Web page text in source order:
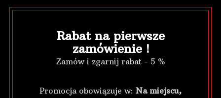
Rabat na pierwsze
zamówienie !
Zamów i zgarnij rabat - 5 %
Promocja obowiązuje w: Na miejscu,